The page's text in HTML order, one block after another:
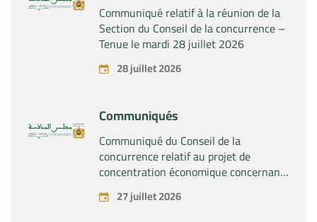
Communiqué relatif à la réunion de la
Section du Conseil de la concurrence –
Tenue le mardi 28 juillet 2026
28 juillet 2026
Communiqués
Communiqué du Conseil de la
concurrence relatif au projet de
concentration économique concernant
la prise du contrôle exclusif par la
société « Substipharm SAS » des actifs
27 juillet 2026